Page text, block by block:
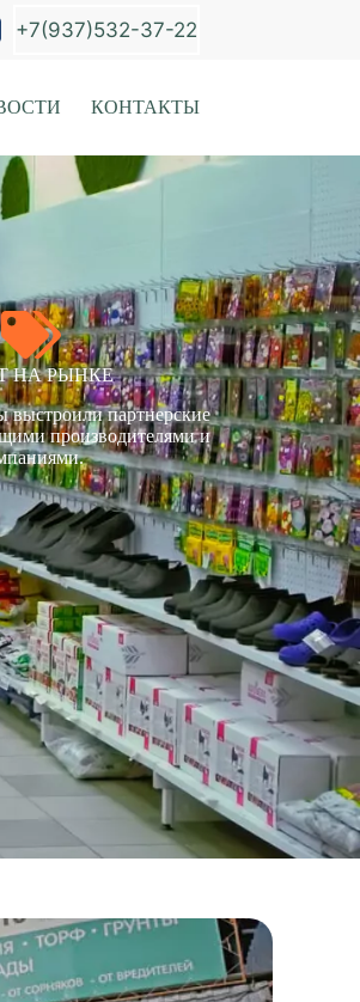
+7(937)532-37-22
КОНТАКТЫ
НА РЫНКЕ
выстроили партнерские
производителями и